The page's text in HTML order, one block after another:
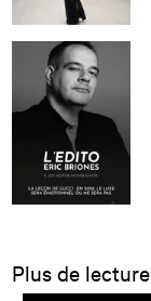
Plus de lecture